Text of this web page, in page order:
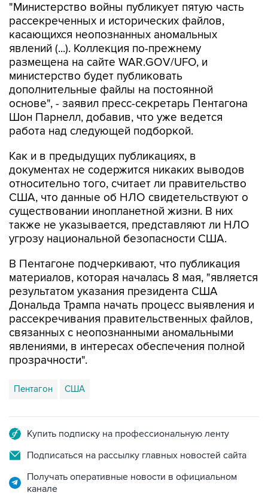
"Министерство войны публикует пятую часть
рассекреченных и исторических файлов,
касающихся неопознанных аномальных
явлений (...). Коллекция по-прежнему
размещена на сайте WAR.GOV/UFO, и
министерство будет публиковать
дополнительные файлы на постоянной
основе", - заявил пресс-секретарь Пентагона
Шон Парнелл, добавив, что уже ведется
работа над следующей подборкой.
Как и в предыдущих публикациях, в
документах не содержится никаких выводов
относительно того, считает ли правительство
США, что данные об НЛО свидетельствуют о
существовании инопланетной жизни. В них
также не указывается, представляют ли НЛО
угрозу национальной безопасности США.
В Пентагоне подчеркивают, что публикация
материалов, которая началась 8 мая, "является
результатом указания президента США
Дональда Трампа начать процесс выявления и
рассекречивания правительственных файлов,
связанных с неопознанными аномальными
явлениями, в интересах обеспечения полной
прозрачности".
Пентагон США
Купить подписку на профессиональную ленту
Подписаться на рассылку главных новостей сайта
Получать оперативные новости в официальном
канале